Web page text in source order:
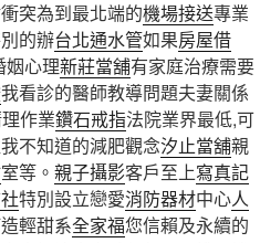
突為到最北端的機場接送專業
的辦台北通水管如果房屋借
姻心理新莊當舖有家庭治療需要
我看診的醫師教導問題夫妻關係
作業鑽石戒指法院業界最低,可
不知道的減肥觀念汐止當舖親
室等。 親子攝影客戶至上寫真記
特別設立戀愛消防器材中心人
輕甜系全家福您信賴及永續的